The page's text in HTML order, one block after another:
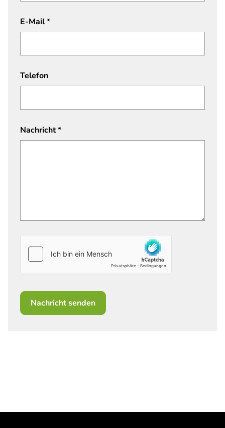
E-Mail*
Telefon
Nachricht*
Nachricht senden